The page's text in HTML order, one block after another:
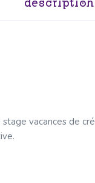
stage vacances de